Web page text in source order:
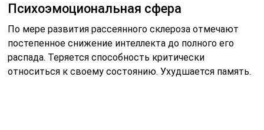
Психоэмоциональная сфера
По мере развития рассеянного склероза отмечают
постепенное снижение интеллекта до полного его
распада. Теряется способность критически
относиться к своему состоянию. Ухудшается память.